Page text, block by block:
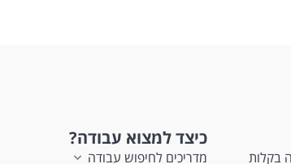
כיצד למצוא עבודה?
מדריכים לחיפוש עבודה